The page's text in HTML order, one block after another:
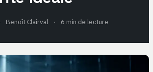
Benoît Clairval · 6 min de lecture